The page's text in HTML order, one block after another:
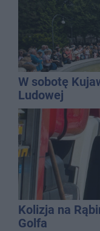
W sobotę
Ludowej
Kolizja na
Golfa